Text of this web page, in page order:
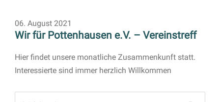
06. August 2021
Wir für Pottenhausen e.V. – Vereinstreff
Hier findet unsere monatliche Zusammenkunft statt.
Interessierte sind immer herzlich Willkommen